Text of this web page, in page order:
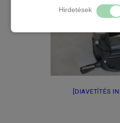
Hirdetések
[DIAVETÍTÉS